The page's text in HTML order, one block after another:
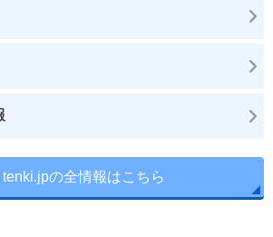
tenki.jpの全情報はこちら